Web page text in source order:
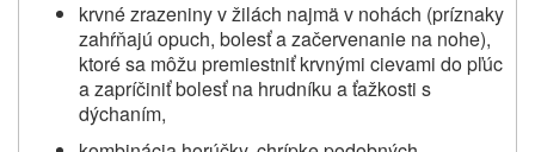
krvné zrazeniny v žilách najmä v nohách (príznaky
zahŕňajú opuch, bolesť a začervenanie na nohe),
ktoré sa môžu premiestniť krvnými cievami do pľúc
a zapríčiniť bolesť na hrudníku a ťažkosti s
dýchaním,